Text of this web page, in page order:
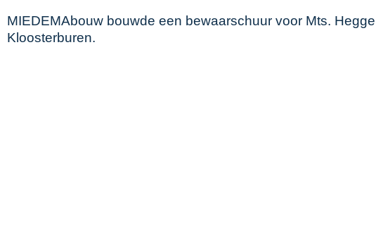
MIEDEMAbouw bouwde een bewaarschuur voor Mts.
Kloosterburen.